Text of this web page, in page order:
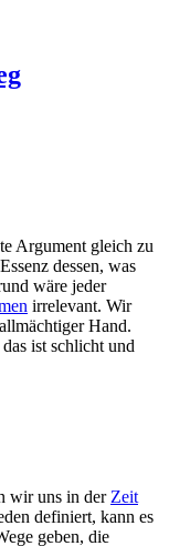
Argument gleich zu
dessen, was
wäre jeder
irrelevant. Wir
Hand.
ist schlicht und
wir uns in der Zeit
definiert, kann es
geben, die